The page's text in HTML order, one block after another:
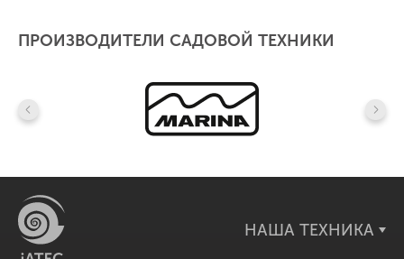
ПРОИЗВОДИТЕЛИ САДОВОЙ ТЕХНИКИ
НАША ТЕХНИКА